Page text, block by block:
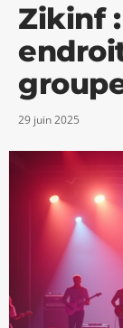
Zikinf
29 juin 2025